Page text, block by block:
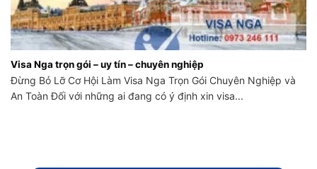
Visa Nga trọn gói – uy tín – chuyên nghiệp
Đừng Bỏ Lỡ Cơ Hội Làm Visa Nga Trọn Gói Chuyên Nghiệp và
An Toàn Đối với những ai đang có ý định xin visa...